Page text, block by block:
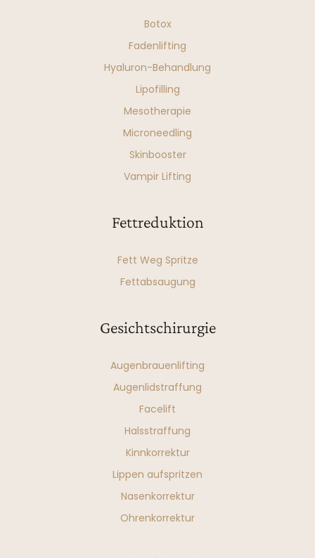
Botox
Fadenlifting
Hyaluron-Behandlung
Lipofilling
Mesotherapie
Microneedling
Skinbooster
Vampir Lifting
Fettreduktion
Fett Weg Spritze
Fettabsaugung
Gesichtschirurgie
Augenbrauenlifting
Augenlidstraffung
Facelift
Halsstraffung
Kinnkorrektur
Lippen aufspritzen
Nasenkorrektur
Ohrenkorrektur